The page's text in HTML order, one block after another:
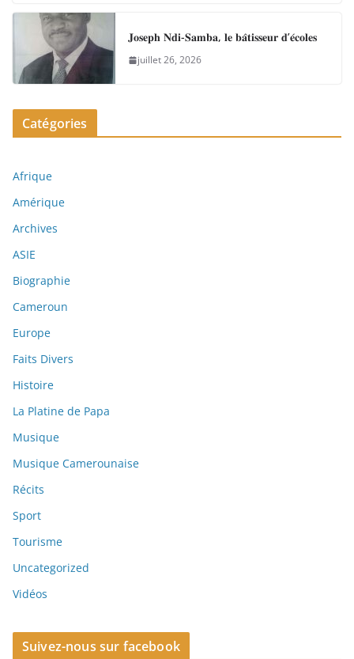
𝐉𝐨𝐬𝐞𝐩𝐡 𝐍𝐝𝐢-𝐒𝐚𝐦𝐛𝐚, 𝐥𝐞 𝐛𝐚̂𝐭𝐢𝐬𝐬𝐞𝐮𝐫 𝐝’𝐞́𝐜𝐨𝐥𝐞𝐬
juillet 26, 2026
Catégories
Afrique
Amérique
Archives
ASIE
Biographie
Cameroun
Europe
Faits Divers
Histoire
La Platine de Papa
Musique
Musique Camerounaise
Récits
Sport
Tourisme
Uncategorized
Vidéos
Suivez-nous sur facebook